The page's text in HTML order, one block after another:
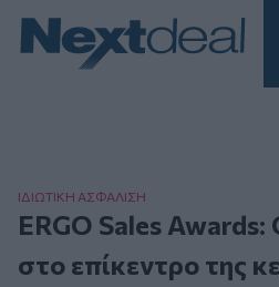
ΙΔΙΩΤΙΚΗ ΑΣΦAΛΙΣΗ
ERGO Sales Awards:
στο επίκεντρο της